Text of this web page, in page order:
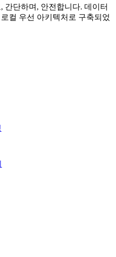
간단하며, 안전합니다. 데이터
컬 우선 아키텍처로 구축되었